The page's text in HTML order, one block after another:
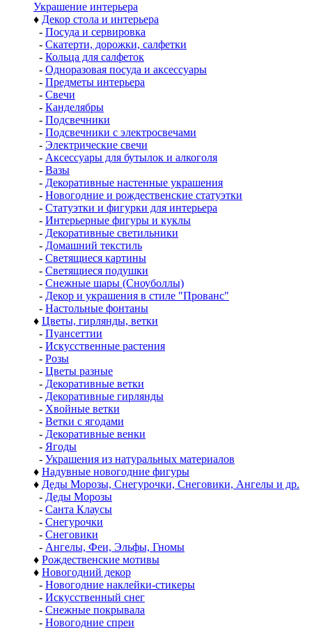
Украшение интерьера
♦ Декор стола и интерьера
- Посуда и сервировка
- Скатерти, дорожки, салфетки
- Кольца для салфеток
- Одноразовая посуда и аксессуары
- Предметы интерьера
- Свечи
- Канделябры
- Подсвечники
- Подсвечники с электросвечами
- Электрические свечи
- Аксессуары для бутылок и алкоголя
- Вазы
- Декоративные настенные украшения
- Новогодние и рождественские статуэтки
- Статуэтки и фигурки для интерьера
- Интерьерные фигуры и куклы
- Декоративные светильники
- Домашний текстиль
- Светящиеся картины
- Светящиеся подушки
- Снежные шары (Сноуболлы)
- Декор и украшения в стиле "Прованс"
- Настольные фонтаны
♦ Цветы, гирлянды, ветки
- Пуансеттии
- Искусственные растения
- Розы
- Цветы разные
- Декоративные ветки
- Декоративные гирлянды
- Хвойные ветки
- Ветки с ягодами
- Декоративные венки
- Ягоды
- Украшения из натуральных материалов
♦ Надувные новогодние фигуры
♦ Деды Морозы, Снегурочки, Снеговики, Ангелы и др.
- Деды Морозы
- Санта Клаусы
- Снегурочки
- Снеговики
- Ангелы, Феи, Эльфы, Гномы
♦ Рождественские мотивы
♦ Новогодний декор
- Новогодние наклейки-стикеры
- Искусственный снег
- Снежные покрывала
- Новогодние спреи